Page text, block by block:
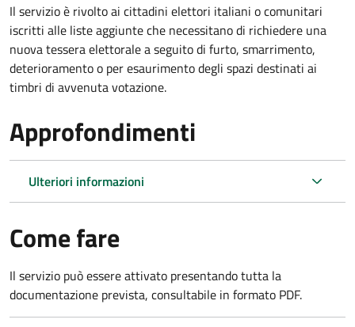
Il servizio è rivolto ai cittadini elettori italiani o comunitari
iscritti alle liste aggiunte che necessitano di richiedere una
nuova tessera elettorale a seguito di furto, smarrimento,
deterioramento o per esaurimento degli spazi destinati ai
timbri di avvenuta votazione.
Approfondimenti
Ulteriori informazioni
Come fare
Il servizio può essere attivato presentando tutta la
documentazione prevista, consultabile in formato PDF.